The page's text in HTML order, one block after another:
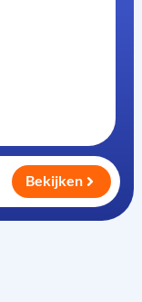
Bekijken